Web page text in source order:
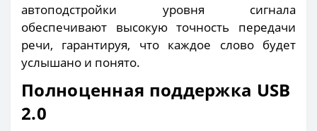
автоподстройки уровня сигнала
обеспечивают высокую точность передачи
речи, гарантируя, что каждое слово будет
услышано и понято.
Полноценная поддержка USB
2.0